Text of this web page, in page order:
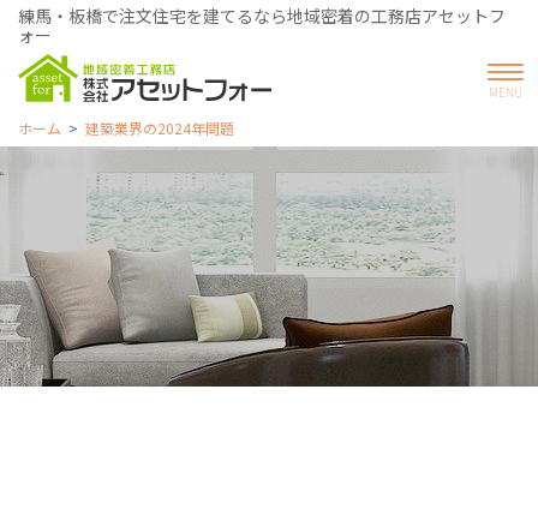
練馬・板橋で注文住宅を建てるなら地域密着の工務店アセットフ
ォー
ホーム 建築業界の2024年問題